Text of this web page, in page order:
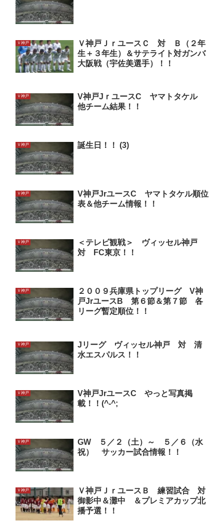
Ｖ神戸
Ｖ神戸ＪｒユースＣ 対 Ｂ（２年
生＋３年生）＆サテライト対ガンバ
大阪戦（宇佐美選手）！！
Ｖ神戸
V神戸JｒユースC ヤマトタケル
他チーム結果！！
Ｖ神戸 誕生日！！ (3)
Ｖ神戸
V神戸JrユースC ヤマトタケル順位
表＆他チーム情報！！
Ｖ神戸
＜テレビ観戦＞ ヴィッセル神戸
対 FC東京！！
Ｖ神戸
２００９兵庫県トップリーグ V神
戸JrユースB 第６節＆第７節 各
リーグ暫定順位！！
Ｖ神戸
Jリーグ ヴィッセル神戸 対 清
水エスパルス！！
Ｖ神戸
V神戸JrユースC やっと写真掲
載！！(^-^;
Ｖ神戸
GW ５／２（土）～ ５／６（水
祝） サッカー試合情報！！
Ｖ神戸
Ｖ神戸ＪｒユースＢ 練習試合 対
御影中＆灘中 ＆プレミアカップ北
播予選！！